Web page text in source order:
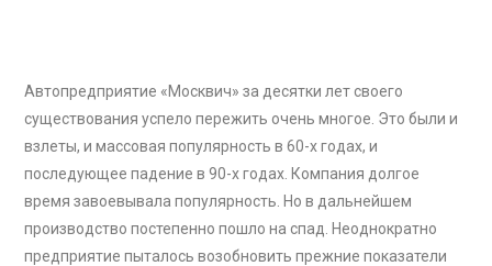
Автопредприятие «Москвич» за десятки лет своего
существования успело пережить очень многое. Это были и
взлеты, и массовая популярность в 60-х годах, и
последующее падение в 90-х годах. Компания долгое
время завоевывала популярность. Но в дальнейшем
производство постепенно пошло на спад. Неоднократно
предприятие пыталось возобновить прежние показатели